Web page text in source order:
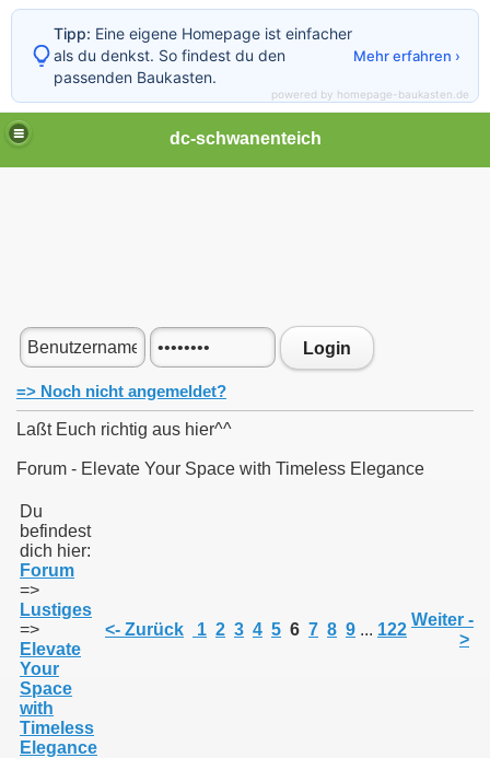
dc-schwanenteich
Login
=> Noch nicht angemeldet?
Laßt Euch richtig aus hier^^
Forum - Elevate Your Space with Timeless Elegance
Du
befindest
dich hier:
Forum
=>
Lustiges
=>
Elevate
Your
Space
with
Timeless
Elegance
<- Zurück 1 2 3 4 5 6 7 8 9 ... 122
Weiter -
>
Tipp: Eine eigene Homepage ist einfacher
als du denkst. So findest du den
passenden Baukasten.
Mehr erfahren ›
powered by homepage-baukasten.de